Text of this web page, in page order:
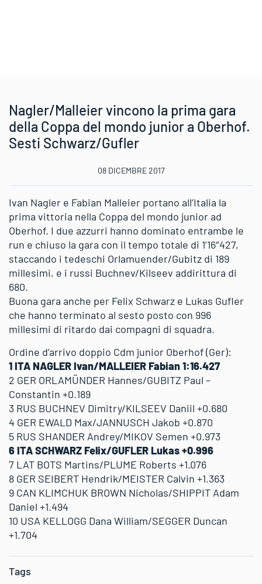
Nagler/Malleier vincono la prima gara
della Coppa del mondo junior a Oberhof.
Sesti Schwarz/Gufler
08 DICEMBRE 2017
Ivan Nagler e Fabian Malleier portano all’Italia la
prima vittoria nella Coppa del mondo junior ad
Oberhof. I due azzurri hanno dominato entrambe le
run e chiuso la gara con il tempo totale di 1’16″427,
staccando i tedeschi Orlamuender/Gubitz di 189
millesimi, e i russi Buchnev/Kilseev addirittura di
680.
Buona gara anche per Felix Schwarz e Lukas Gufler
che hanno terminato al sesto posto con 996
millesimi di ritardo dai compagni di squadra.
Ordine d’arrivo doppio Cdm junior Oberhof (Ger):
1 ITA NAGLER Ivan/MALLEIER Fabian 1:16.427
2 GER ORLAMÜNDER Hannes/GUBITZ Paul –
Constantin +0.189
3 RUS BUCHNEV Dimitry/KILSEEV Daniil +0.680
4 GER EWALD Max/JANNUSCH Jakob +0.870
5 RUS SHANDER Andrey/MIKOV Semen +0.973
6 ITA SCHWARZ Felix/GUFLER Lukas +0.996
7 LAT BOTS Martins/PLUME Roberts +1.076
8 GER SEIBERT Hendrik/MEISTER Calvin +1.363
9 CAN KLIMCHUK BROWN Nicholas/SHIPPIT Adam
Daniel +1.494
10 USA KELLOGG Dana William/SEGGER Duncan
+1.704
Tags